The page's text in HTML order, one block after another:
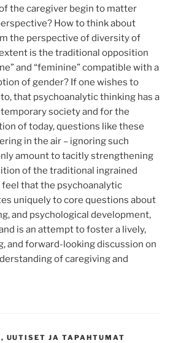
the caregiver begin to matter
How to think about
the perspective of diversity of
is the traditional opposition
and “feminine” compatible with a
of gender? If one wishes to
that psychoanalytic thinking has a
society and for the
of today, questions like these
in the air – ignoring such
amount to tacitly strengthening
of the traditional ingrained
feel that the psychoanalytic
uniquely to core questions about
and psychological development,
is an attempt to foster a lively,
and forward-looking discussion on
of caregiving and
, UUTISET JA TAPAHTUMAT